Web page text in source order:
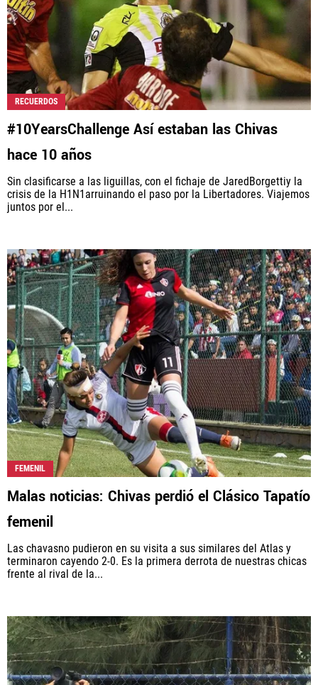
RECUERDOS
#10YearsChallenge Así estaban las Chivas
hace 10 años
Sin clasificarse a las liguillas, con el fichaje de JaredBorgettiy la
crisis de la H1N1arruinando el paso por la Libertadores. Viajemos
juntos por el...
FEMENIL
Malas noticias: Chivas perdió el Clásico Tapatío
femenil
Las chavasno pudieron en su visita a sus similares del Atlas y
terminaron cayendo 2-0. Es la primera derrota de nuestras chicas
frente al rival de la...